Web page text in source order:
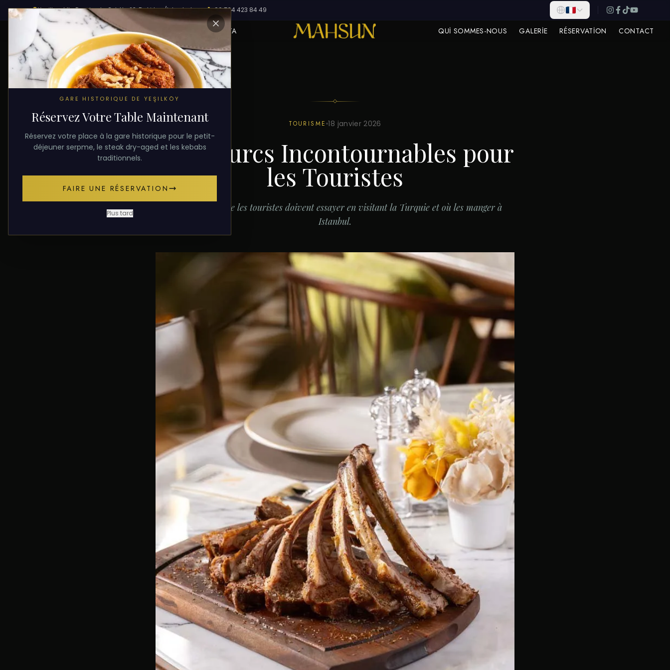
Yesilkoy Mh. Demiryolu Cd. No:23, Bakirkoy/Istanbul +90 534 423 84 49
ACCUEIL NOTRE MENU QUI EST MAHSUN USTA QUI SOMMES-NOUS GALERIE RÉSERVATION CONTACT
TOUS LES ARTICLES
TOURISME 18 janvier 2026
Plats Turcs Incontournables pour
les Touristes
10 plats turcs que les touristes doivent essayer en visitant la Turquie et où les manger à
Istanbul.
GARE HISTORIQUE DE YEŞILKÖY
Réservez Votre Table Maintenant
Réservez votre place à la gare historique pour le petit-
déjeuner serpme, le steak dry-aged et les kebabs
traditionnels.
FAIRE UNE RÉSERVATION
Plus tard